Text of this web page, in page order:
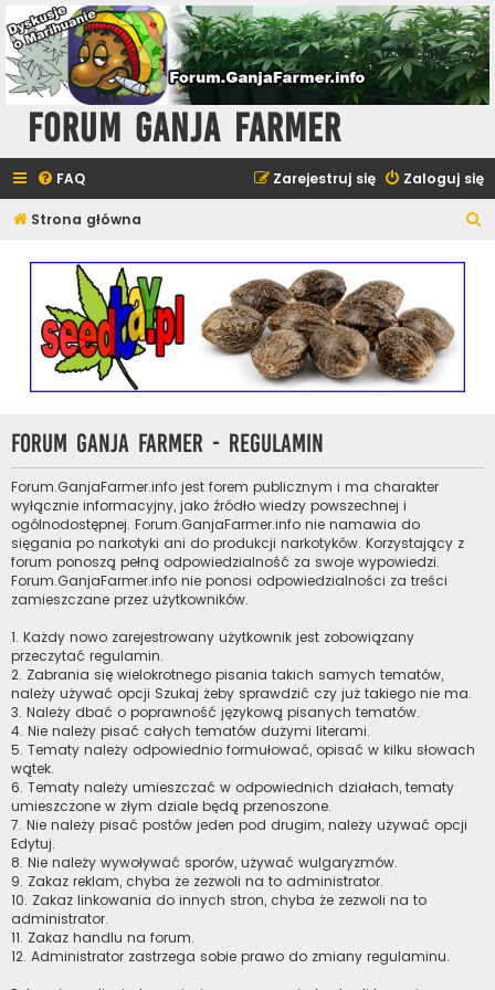
Forum Ganja Farmer
FAQ Zaloguj się
Zarejestruj się
Strona główna
Forum Ganja Farmer - Regulamin
Forum.GanjaFarmer.info jest forem publicznym i ma charakter
wyłącznie informacyjny, jako źródło wiedzy powszechnej i
ogólnodostępnej. Forum.GanjaFarmer.info nie namawia do
sięgania po narkotyki ani do produkcji narkotyków. Korzystający z
forum ponoszą pełną odpowiedzialność za swoje wypowiedzi.
Forum.GanjaFarmer.info nie ponosi odpowiedzialności za treści
zamieszczane przez użytkowników.
1. Każdy nowo zarejestrowany użytkownik jest zobowiązany
przeczytać regulamin.
2. Zabrania się wielokrotnego pisania takich samych tematów,
należy używać opcji Szukaj żeby sprawdzić czy już takiego nie ma.
3. Należy dbać o poprawność językową pisanych tematów.
4. Nie należy pisać całych tematów dużymi literami.
5. Tematy należy odpowiednio formułować, opisać w kilku słowach
wątek.
6. Tematy należy umieszczać w odpowiednich działach, tematy
umieszczone w złym dziale będą przenoszone.
7. Nie należy pisać postów jeden pod drugim, należy używać opcji
Edytuj.
8. Nie należy wywoływać sporów, używać wulgaryzmów.
9. Zakaz reklam, chyba że zezwoli na to administrator.
10. Zakaz linkowania do innych stron, chyba że zezwoli na to
administrator.
11. Zakaz handlu na forum.
12. Administrator zastrzega sobie prawo do zmiany regulaminu.